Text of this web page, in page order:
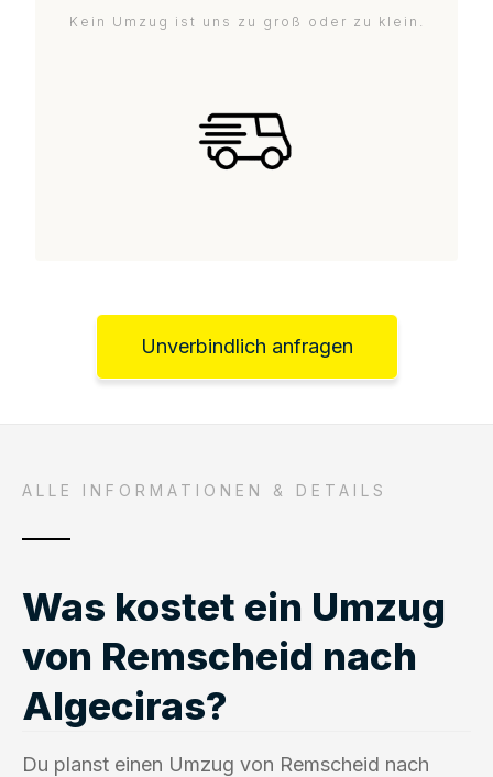
Kein Umzug ist uns zu groß oder zu klein.
Unverbindlich anfragen
ALLE INFORMATIONEN & DETAILS
Was kostet ein Umzug
von Remscheid nach
Algeciras?
Du planst einen Umzug von Remscheid nach